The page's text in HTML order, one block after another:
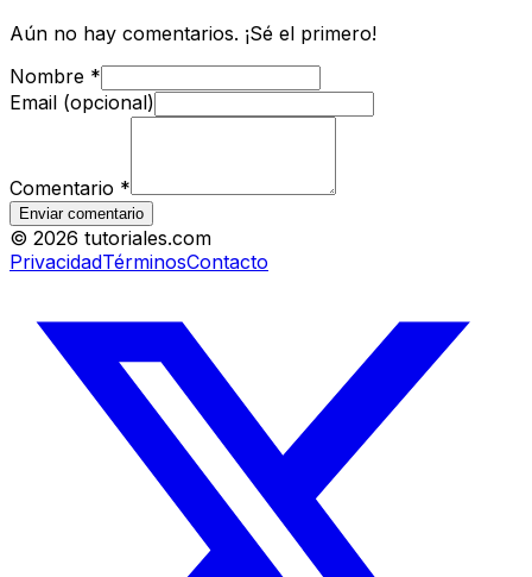
Aún no hay comentarios. ¡Sé el primero!
Nombre *
Email (opcional)
Comentario *
Enviar comentario
© 2026 tutoriales.com
PrivacidadTérminosContacto